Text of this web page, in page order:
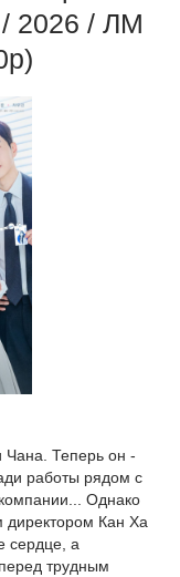
2026 / ЛМ
Теперь он -
работы рядом с
Однако
директором Кан Ха
сердце, а
трудным